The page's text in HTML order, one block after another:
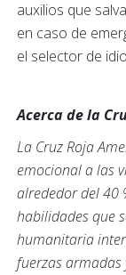
auxilios que
en caso de
el selector de
Acerca de la
La Cruz Roja
emocional a las
alrededor del 40
habilidades que
humanitaria
fuerzas armadas